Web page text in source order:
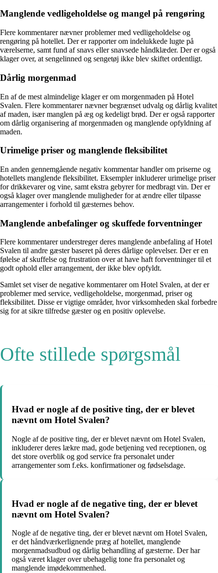
Manglende vedligeholdelse og mangel på rengøring
Flere kommentarer nævner problemer med vedligeholdelse og
rengøring på hotellet. Der er rapporter om indelukkede lugte på
værelserne, samt fund af snavs eller snavsede håndklæder. Der er også
klager over, at sengelinned og sengetøj ikke blev skiftet ordentligt.
Dårlig morgenmad
En af de mest almindelige klager er om morgenmaden på Hotel
Svalen. Flere kommentarer nævner begrænset udvalg og dårlig kvalitet
af maden, især manglen på æg og kedeligt brød. Der er også rapporter
om dårlig organisering af morgenmaden og manglende opfyldning af
maden.
Urimelige priser og manglende fleksibilitet
En anden gennemgående negativ kommentar handler om priserne og
hotellets manglende fleksibilitet. Eksempler inkluderer urimelige priser
for drikkevarer og vine, samt ekstra gebyrer for medbragt vin. Der er
også klager over manglende muligheder for at ændre eller tilpasse
arrangementer i forhold til gæsternes behov.
Manglende anbefalinger og skuffede forventninger
Flere kommentarer understreger deres manglende anbefaling af Hotel
Svalen til andre gæster baseret på deres dårlige oplevelser. Der er en
følelse af skuffelse og frustration over at have haft forventninger til et
godt ophold eller arrangement, der ikke blev opfyldt.
Samlet set viser de negative kommentarer om Hotel Svalen, at der er
problemer med service, vedligeholdelse, morgenmad, priser og
fleksibilitet. Disse er vigtige områder, hvor virksomheden skal forbedre
sig for at sikre tilfredse gæster og en positiv oplevelse.
Ofte stillede spørgsmål
Hvad er nogle af de positive ting, der er blevet
nævnt om Hotel Svalen?
Nogle af de positive ting, der er blevet nævnt om Hotel Svalen,
inkluderer deres lækre mad, gode betjening ved receptionen, og
det store overblik og god service fra personalet under
arrangementer som f.eks. konfirmationer og fødselsdage.
Hvad er nogle af de negative ting, der er blevet
nævnt om Hotel Svalen?
Nogle af de negative ting, der er blevet nævnt om Hotel Svalen,
er det håndværkerlignende præg af hotellet, manglende
morgenmadsudbud og dårlig behandling af gæsterne. Der har
også været klager over ubehagelig tone fra personalet og
manglende imødekommenhed.